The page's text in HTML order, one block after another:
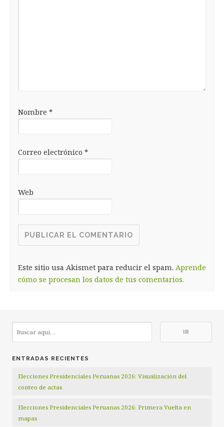
Nombre *
Correo electrónico *
Web
Este sitio usa Akismet para reducir el spam. Aprende
cómo se procesan los datos de tus comentarios.
ENTRADAS RECIENTES
Elecciones Presidenciales Peruanas 2026: Visualización del
conteo de actas
Elecciones Presidenciales Peruanas 2026: Primera Vuelta en
mapas